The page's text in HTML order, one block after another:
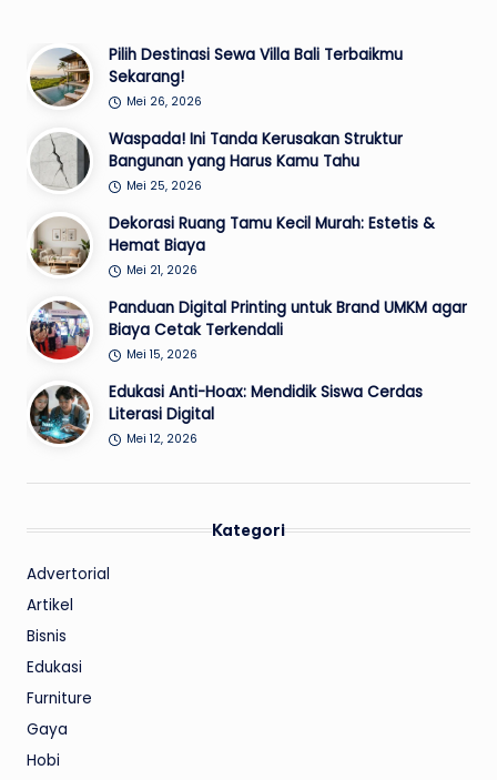
Pilih Destinasi Sewa Villa Bali Terbaikmu
Sekarang!
Mei 26, 2026
Waspada! Ini Tanda Kerusakan Struktur
Bangunan yang Harus Kamu Tahu
Mei 25, 2026
Dekorasi Ruang Tamu Kecil Murah: Estetis &
Hemat Biaya
Mei 21, 2026
Panduan Digital Printing untuk Brand UMKM agar
Biaya Cetak Terkendali
Mei 15, 2026
Edukasi Anti-Hoax: Mendidik Siswa Cerdas
Literasi Digital
Mei 12, 2026
Kategori
Advertorial
Artikel
Bisnis
Edukasi
Furniture
Gaya
Hobi